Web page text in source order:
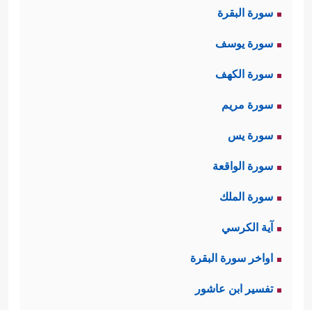
سورة البقرة
سورة يوسف
سورة الكهف
سورة مريم
سورة يس
سورة الواقعة
سورة الملك
آية الكرسي
اواخر سورة البقرة
تفسير ابن عاشور